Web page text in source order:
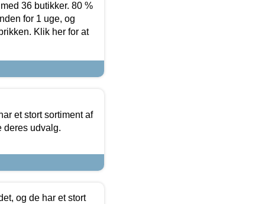
36 butikker. 80 %
for 1 uge, og
Klik her for at
et stort sortiment af
deres udvalg.
og de har et stort